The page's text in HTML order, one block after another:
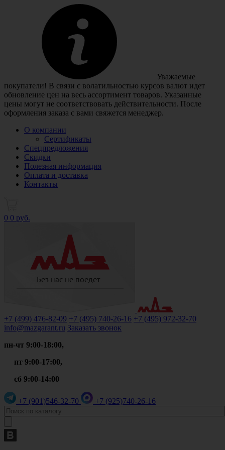
Уважаемые
покупатели! В связи с волатильностью курсов валют идет
обновление цен на весь ассортимент товаров. Указанные
цены могут не соответствовать действительности. После
оформления заказа с вами свяжется менеджер.
О компании
Сертификаты
Спецпредложения
Скидки
Полезная информация
Оплата и доставка
Контакты
0 0 руб.
+7 (499) 476-82-09 +7 (495) 740-26-16 +7 (495) 972-32-70
info@mazgarant.ru Заказать звонок
пн-чт 9:00-18:00,
пт 9:00-17:00,
сб 9:00-14:00
+7 (901)546-32-70 +7 (925)740-26-16